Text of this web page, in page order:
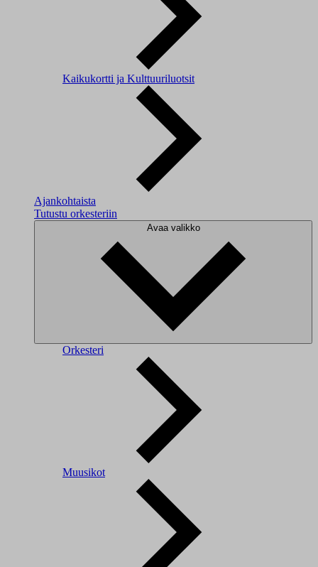
Kaikukortti ja Kulttuuriluotsit
Ajankohtaista
Tutustu orkesteriin
Avaa valikko
Orkesteri
Muusikot